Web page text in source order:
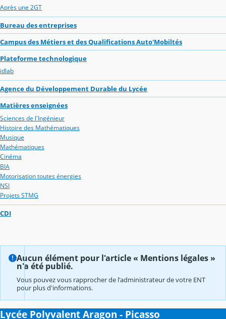
Après une 2GT
Bureau des entreprises
Campus des Métiers et des Qualifications Auto'Mobiltés
Plateforme technologique
idlab
Agence du Développement Durable du Lycée
Matières enseignées
Sciences de l'Ingénieur
Histoire des Mathématiques
Musique
Mathématiques
Cinéma
BIA
Motorisation toutes énergies
NSI
Projets STMG
CDI
Aucun élément pour l'article « Mentions légales »
n'a été publié.
Vous pouvez vous rapprocher de l'administrateur de votre ENT
pour plus d'informations.
Lycée Polyvalent Aragon - Picasso